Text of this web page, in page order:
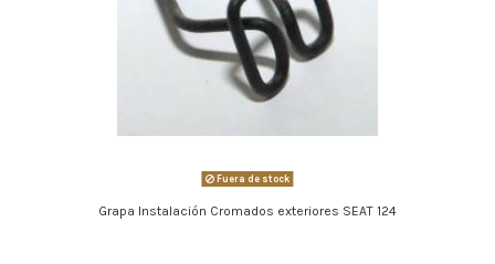
Fuera de stock
Grapa Instalación Cromados exteriores SEAT 124